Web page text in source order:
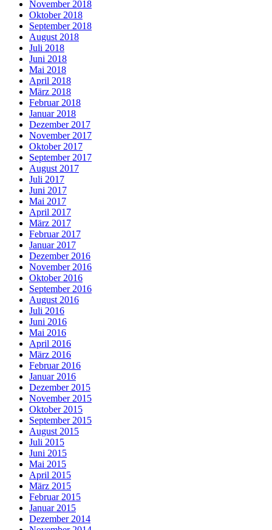
November 2018
Oktober 2018
September 2018
August 2018
Juli 2018
Juni 2018
Mai 2018
April 2018
März 2018
Februar 2018
Januar 2018
Dezember 2017
November 2017
Oktober 2017
September 2017
August 2017
Juli 2017
Juni 2017
Mai 2017
April 2017
März 2017
Februar 2017
Januar 2017
Dezember 2016
November 2016
Oktober 2016
September 2016
August 2016
Juli 2016
Juni 2016
Mai 2016
April 2016
März 2016
Februar 2016
Januar 2016
Dezember 2015
November 2015
Oktober 2015
September 2015
August 2015
Juli 2015
Juni 2015
Mai 2015
April 2015
März 2015
Februar 2015
Januar 2015
Dezember 2014